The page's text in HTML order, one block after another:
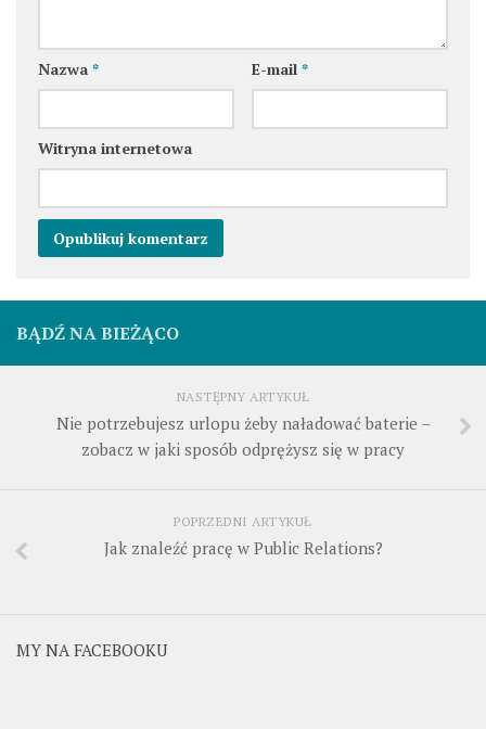
Nazwa * E-mail *
Witryna internetowa
BĄDŹ NA BIEŻĄCO
NASTĘPNY ARTYKUŁ
Nie potrzebujesz urlopu żeby naładować baterie –
zobacz w jaki sposób odprężysz się w pracy
POPRZEDNI ARTYKUŁ
Jak znaleźć pracę w Public Relations?
MY NA FACEBOOKU